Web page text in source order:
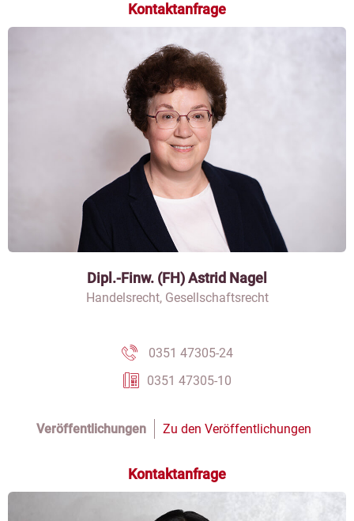
Kontaktanfrage
Dipl.-Finw. (FH) Astrid Nagel
Handelsrecht, Gesellschaftsrecht
0351 47305-24
0351 47305-10
Veröffentlichungen Zu den Veröffentlichungen
Kontaktanfrage